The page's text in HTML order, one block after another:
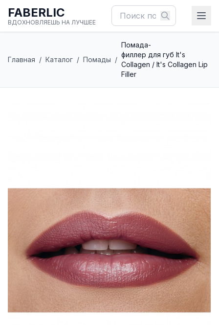
FABERLIC
ВДОХНОВЛЯЕШЬ НА ЛУЧШЕЕ
Главная / Каталог / Помады /
Помада-
филлер для губ It's
Сollagen / It's Collagen Lip
Filler